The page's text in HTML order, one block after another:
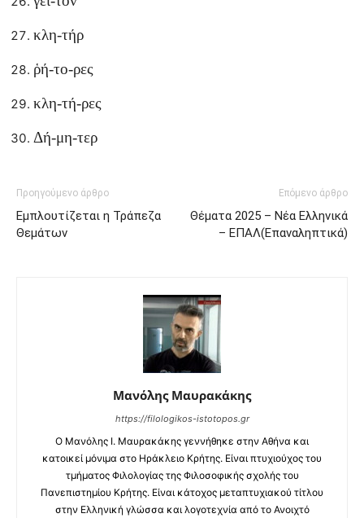
κλη-τήρ
ῥή-το-ρες
κλη-τή-ρες
Δή-μη-τερ
Προηγούμενο άρθρο
Εμπλουτίζεται η Τράπεζα
Θεμάτων
Επόμενο άρθρο
Θέματα 2025 – Νέα Ελληνικά
– ΕΠΑΛ(Επαναληπτικά)
Μανόλης Μαυρακάκης
https://filologikos-istotopos.gr
Ο Μανόλης I. Μαυρακάκης γεννήθηκε στην Αθήνα και
κατοικεί μόνιμα στο Ηράκλειο Κρήτης. Είναι πτυχιούχος του
τμήματος Φιλολογίας της Φιλοσοφικής σχολής του
Πανεπιστημίου Κρήτης. Είναι κάτοχος μεταπτυχιακού τίτλου
στην Ελληνική γλώσσα και λογοτεχνία από το Ανοιχτό